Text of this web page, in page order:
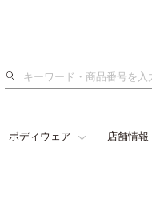
検
ボディウェア 店舗情報